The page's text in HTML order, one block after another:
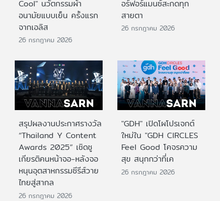
Cool" นวัตกรรมผ้า
อนามัยแบบเย็น ครั้งแรก
จากเอลิส
26 กรกฎาคม 2026
อร์ฟอร์แมนซ์สะกดทุก
สายตา
26 กรกฎาคม 2026
สรุปผลงานประกาศรางวัล
“Thailand Y Content
Awards 2025” เชิดชู
เกียรติคนหน้าจอ-หลังจอ
หนุนอุตสาหกรรมซีรีส์วาย
ไทยสู่สากล
26 กรกฎาคม 2026
"GDH" เปิดโผโปรเจกต์
ใหม่ใน "GDH CIRCLES
Feel Good โคจรความ
สุข สนุกกว่าที่เค
26 กรกฎาคม 2026